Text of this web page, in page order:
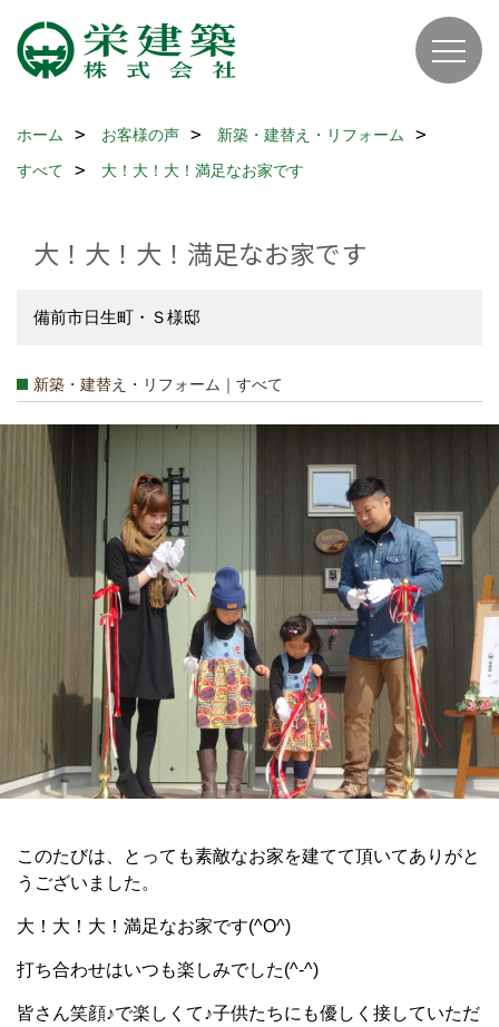
ホーム お客様の声
新築・建替え・リフォーム
すべて
大！大！大！満足なお家です
大！大！大！満足なお家です
備前市日生町・Ｓ様邸
新築・建替え・リフォーム｜すべて
このたびは、とっても素敵なお家を建てて頂いてありがと
うございました。
大！大！大！満足なお家です(^O^)
打ち合わせはいつも楽しみでした(^-^)
皆さん笑顔♪で楽しくて♪子供たちにも優しく接していただ